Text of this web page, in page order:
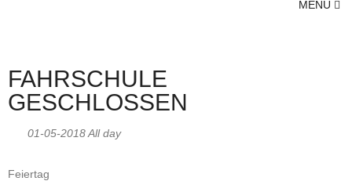
MENU
FAHRSCHULE
GESCHLOSSEN
01-05-2018 All day
Feiertag